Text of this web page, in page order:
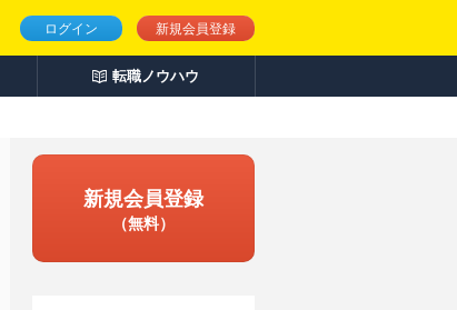
ログイン 新規会員登録
転職ノウハウ
新規会員登録
（無料）